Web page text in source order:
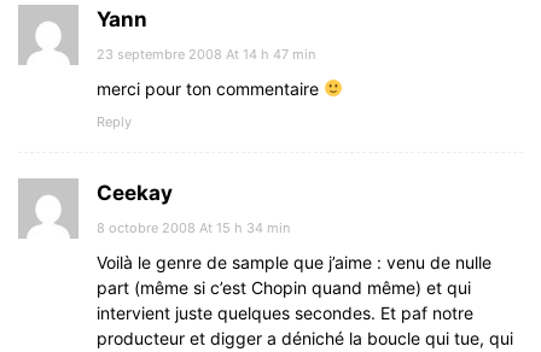
Yann
23 septembre 2008 At 14 h 47 min
merci pour ton commentaire
Reply
Ceekay
8 octobre 2008 At 15 h 34 min
Voilà le genre de sample que j’aime : venu de nulle
part (même si c’est Chopin quand même) et qui
intervient juste quelques secondes. Et paf notre
producteur et digger a déniché la boucle qui tue, qui